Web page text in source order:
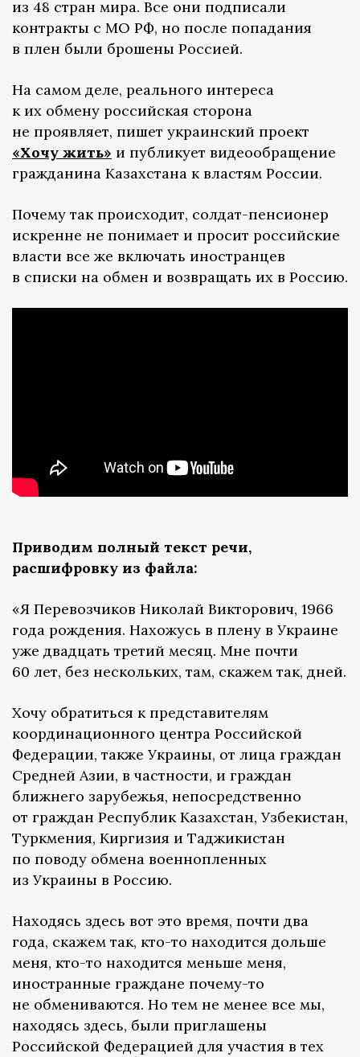
из 48 стран мира. Все они подписали
контракты с МО РФ, но после попадания
в плен были брошены Россией.
На самом деле, реального интереса
к их обмену российская сторона
не проявляет, пишет украинский проект
«Хочу жить» и публикует видеообращение
гражданина Казахстана к властям России.
Почему так происходит, солдат-пенсионер
искренне не понимает и просит российские
власти все же включать иностранцев
в списки на обмен и возвращать их в Россию.
Приводим полный текст речи,
расшифровку из файла:
«Я Перевозчиков Николай Викторович, 1966
года рождения. Нахожусь в плену в Украине
уже двадцать третий месяц. Мне почти
60 лет, без нескольких, там, скажем так, дней.
Хочу обратиться к представителям
координационного центра Российской
Федерации, также Украины, от лица граждан
Средней Азии, в частности, и граждан
ближнего зарубежья, непосредственно
от граждан Республик Казахстан, Узбекистан,
Туркмения, Киргизия и Таджикистан
по поводу обмена военнопленных
из Украины в Россию.
Находясь здесь вот это время, почти два
года, скажем так, кто-то находится дольше
меня, кто-то находится меньше меня,
иностранные граждане почему-то
не обмениваются. Но тем не менее все мы,
находясь здесь, были приглашены
Российской Федерацией для участия в тех